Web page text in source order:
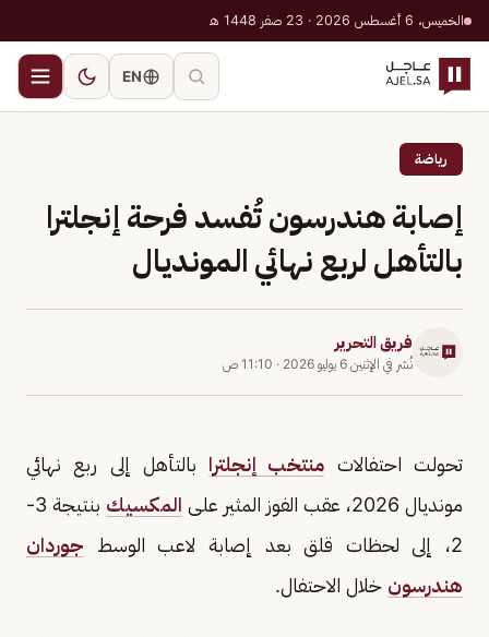
الخميس، 6 أغسطس 2026 · 23 صفر 1448 هـ
EN
رياضة
إصابة هندرسون تُفسد فرحة إنجلترا
بالتأهل لربع نهائي المونديال
فريق التحرير
نُشر في الإثنين 6 يوليو 2026 · 11:10 ص
تحولت احتفالات منتخب إنجلترا بالتأهل إلى ربع نهائي
مونديال 2026، عقب الفوز المثير على
المكسيك
بنتيجة 3-
2، إلى لحظات قلق بعد إصابة لاعب الوسط
جوردان
هندرسون خلال الاحتفال.